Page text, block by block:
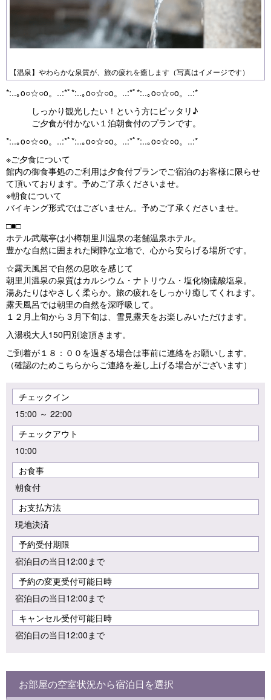
【温泉】やわらかな泉質が、旅の疲れを癒します（写真はイメージです）
*:..｡o○☆○o。..:*ﾟ*:..｡o○☆○o。..:*ﾟ*:..｡o○☆○o。..:*
しっかり観光したい！という方にピッタリ♪
ご夕食が付かない１泊朝食付のプランです。
*:..｡o○☆○o。..:*ﾟ*:..｡o○☆○o。..:*ﾟ*:..｡o○☆○o。..:*
※ご夕食について
館内の御食事処のご利用は夕食付プランでご宿泊のお客様に限らせ
て頂いております。予めご了承くださいませ。
※朝食について
バイキング形式ではございません。予めご了承くださいませ。
□■□
ホテル武蔵亭は小樽朝里川温泉の老舗温泉ホテル。
豊かな自然に囲まれた閑静な立地で、心から安らげる場所です。
☆露天風呂で自然の息吹を感じて
朝里川温泉の泉質はカルシウム・ナトリウム・塩化物硫酸塩泉。
湯あたりはやさしく柔らか。旅の疲れをしっかり癒してくれます。
露天風呂では朝里の自然を深呼吸して。
１２月上旬から３月下旬は、雪見露天をお楽しみいただけます。
入湯税大人150円別途頂きます。
ご到着が１８：００を過ぎる場合は事前に連絡をお願いします。
（確認のためこちらからご連絡を差し上げる場合がございます）
チェックイン
15:00 ～ 22:00
チェックアウト
10:00
お食事
朝食付
お支払方法
現地決済
予約受付期限
宿泊日の当日12:00まで
予約の変更受付可能日時
宿泊日の当日12:00まで
キャンセル受付可能日時
宿泊日の当日12:00まで
お部屋の空室状況から宿泊日を選択